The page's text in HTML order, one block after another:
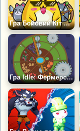
Гра Бойовий Кіт Робот: Захист Вежі
Гра Idle: Фермерське Кільце